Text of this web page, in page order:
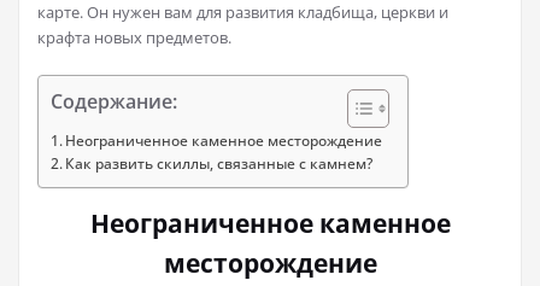
карте. Он нужен вам для развития кладбища, церкви и
крафта новых предметов.
Содержание:
Неограниченное каменное месторождение
Как развить скиллы, связанные с камнем?
Неограниченное каменное
месторождение